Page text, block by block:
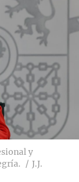
y
J.J.